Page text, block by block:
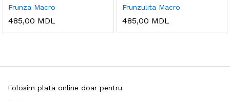
Frunza Macro
485,00 MDL
Frunzulita Macro
485,00 MDL
Folosim plata online doar pentru